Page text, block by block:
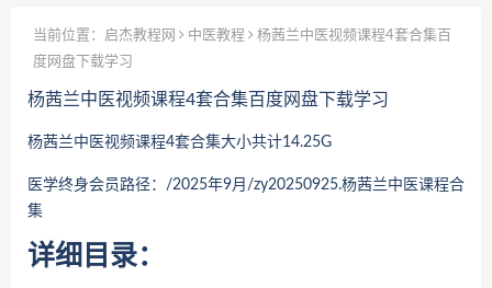
当前位置： 启杰教程网 中医教程
杨茜兰中医视频课程4套合集百
度网盘下载学习
杨茜兰中医视频课程4套合集百度网盘下载学习
杨茜兰中医视频课程4套合集大小共计14.25G
医学终身会员路径：/2025年9月/zy20250925.杨茜兰中医课程合
集
详细目录：